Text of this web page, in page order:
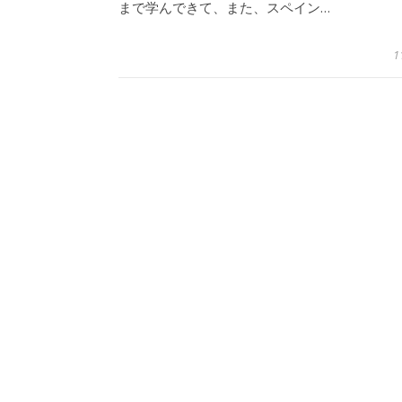
まで学んできて、また、スペイン…